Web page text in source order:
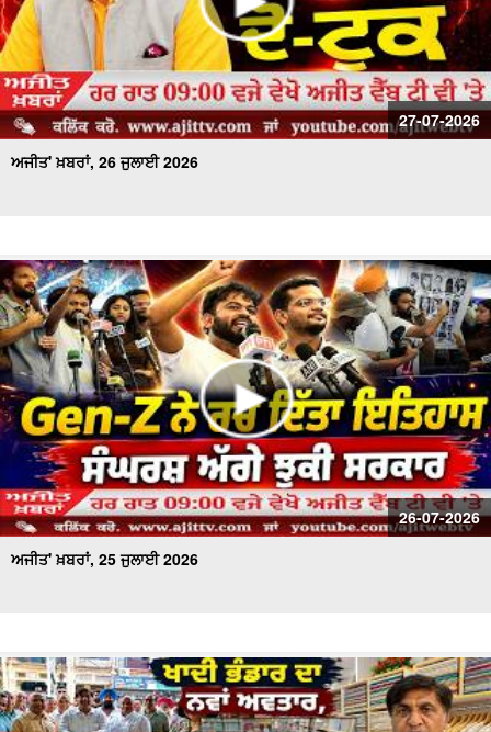
27-07-2026
ਅਜੀਤ' ਖ਼ਬਰਾਂ, 26 ਜੁਲਾਈ 2026
26-07-2026
ਅਜੀਤ' ਖ਼ਬਰਾਂ, 25 ਜੁਲਾਈ 2026